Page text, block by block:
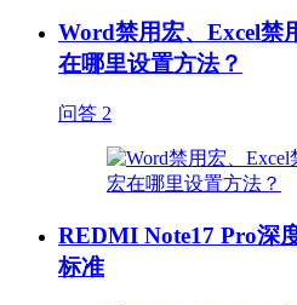
Word禁用宏、Excel禁
在哪里设置方法？
问答 2
REDMI Note17 Pro深
标准